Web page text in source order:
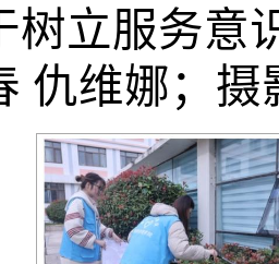
树立服务意
仇维娜；摄